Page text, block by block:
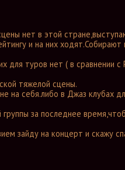
нет в этой
и на них ходят.Собирают
для туров нет ( в сравнении с
тяжелой сцены.
на себя.либо в Джаз клубах
за последнее
зайду на концерт и скажу